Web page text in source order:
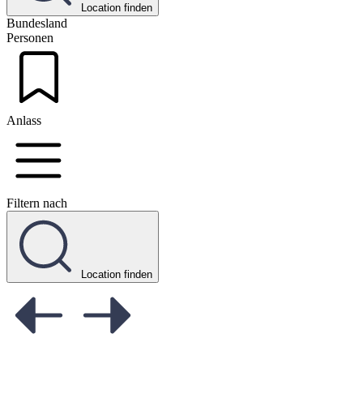
Location finden
Bundesland
Personen
Anlass
Filtern nach
Location finden